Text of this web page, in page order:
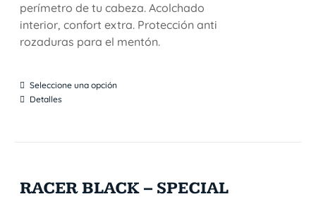
perímetro de tu cabeza. Acolchado
interior, confort extra. Protección anti
rozaduras para el mentón.
Seleccione una opción
Detalles
RACER BLACK – SPECIAL